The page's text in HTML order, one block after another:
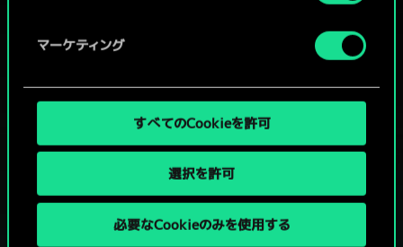
マーケティング
すべてのCookieを許可
選択を許可
必要なCookieのみを使用する
グウェントでひと勝負といかない
か？